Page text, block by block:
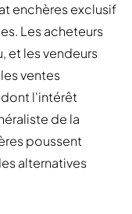
enchères exclusif
Les acheteurs
et les vendeurs
ventes
l'intérêt
de la
poussent
alternatives